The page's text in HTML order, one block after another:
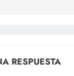
RESPUESTA